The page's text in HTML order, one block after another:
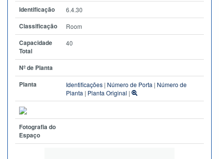
Identificação 6.4.30
Classificação Room
Capacidade
Total
40
Nº de Planta
Planta
Identificações | Número de Porta | Número de
Planta | Planta Original |
Fotografia do
Espaço